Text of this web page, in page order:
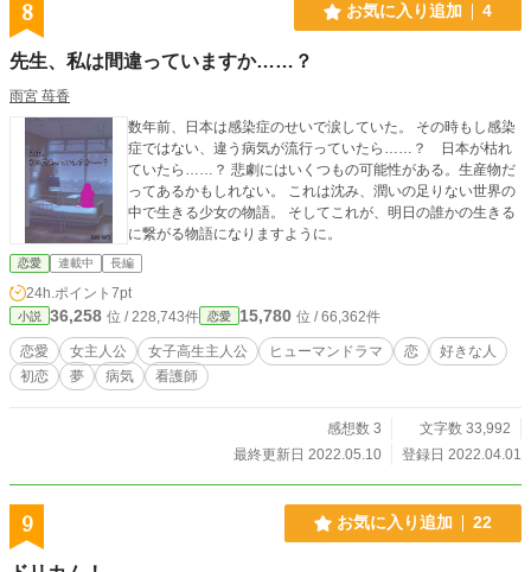
8 お気に入り追加 4
先生、私は間違っていますか……？
雨宮 苺香
数年前、日本は感染症のせいで涙していた。 その時もし感染
症ではない、違う病気が流行っていたら……？ 日本が枯れ
ていたら……？ 悲劇にはいくつもの可能性がある。生産物だ
ってあるかもしれない。 これは沈み、潤いの足りない世界の
中で生きる少女の物語。 そしてこれが、明日の誰かの生きる
に繋がる物語になりますように。
恋愛 連載中 長編
24h.ポイント 7pt
小説 36,258 位 / 228,743件 恋愛 15,780 位 / 66,362件
恋愛 女主人公 女子高生主人公 ヒューマンドラマ 恋
好きな人
初恋
夢 病気 看護師
感想数 3
文字数 33,992
最終更新日 2022.05.10
登録日 2022.04.01
9 お気に入り追加 22